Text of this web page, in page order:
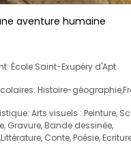
aventure humaine
École Saint-Exupéry d'Apt
Histoire-
Arts visuels : Peinture,
Gravure, Bande dessinée,
Conte, Poésie,